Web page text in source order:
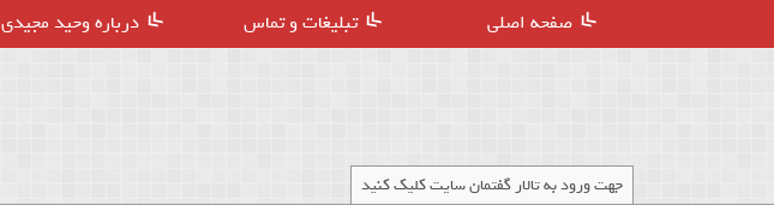
صفحه اصلی تبلیغات و تماس درباره وحید مجیدی
جهت ورود به تالار گفتمان سایت کلیک کنید